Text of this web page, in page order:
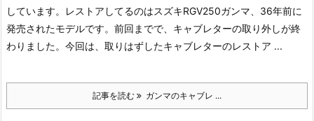
しています。レストアしてるのはスズキRGV250ガンマ、36年前に
発売されたモデルです。前回までで、キャブレターの取り外しが終
わりました。今回は、取りはずしたキャブレターのレストア ...
記事を読む ガンマのキャブレ ...